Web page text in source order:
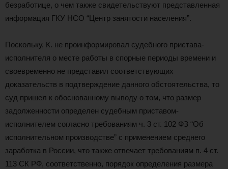
безработице, о чем также свидетельствуют представленная
информация ГКУ НСО “Центр занятости населения”.
Поскольку, К. не проинформировал судебного пристава-
исполнителя о месте работы в спорные периоды времени и
своевременно не представил соответствующих
доказательств в подтверждение данного обстоятельства, то
суд пришел к обоснованному выводу о том, что размер
задолженности определен судебным приставом-
исполнителем согласно требованиям ч. 3 ст. 102 ФЗ “Об
исполнительном производстве” с применением среднего
заработка в России, что также отвечает требованиям п. 4 ст.
113 СК РФ, соответственно, порядок определения размера